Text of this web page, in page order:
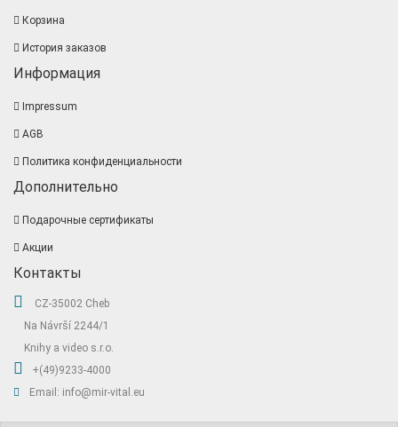
Корзина
История заказов
Информация
Impressum
AGB
Политика конфиденциальности
Дополнительно
Подарочные сертификаты
Акции
Контакты
CZ-35002 Cheb
Na Návrší 2244/1
Knihy a video s.r.o.
+(49)9233-4000
Email: info@mir-vital.eu